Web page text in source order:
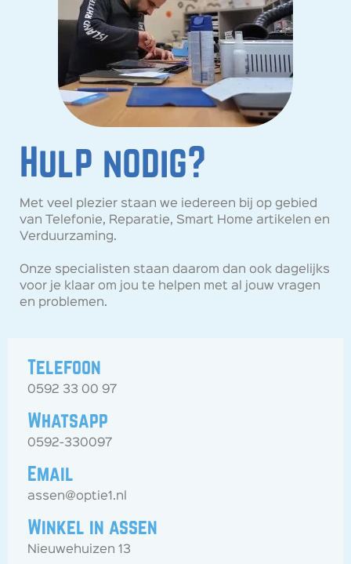
Hulp nodig?
Met veel plezier staan we iedereen bij op gebied
van Telefonie, Reparatie, Smart Home artikelen en
Verduurzaming.
Onze specialisten staan daarom dan ook dagelijks
voor je klaar om jou te helpen met al jouw vragen
en problemen.
Telefoon
0592 33 00 97
Whatsapp
0592-330097
Email
assen@optie1.nl
Winkel in assen
Nieuwehuizen 13